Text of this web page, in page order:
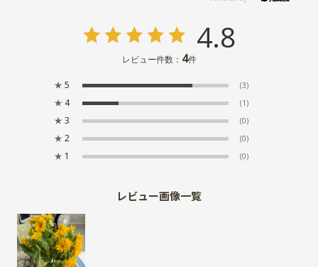
4.8
レビュー件数： 4件
★ 5 (3)
★ 4 (1)
★ 3 (0)
★ 2 (0)
★ 1 (0)
レビュー画像一覧